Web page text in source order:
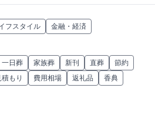
フスタイル 金融・経済
一日葬 家族葬 新刊 直葬
節約
積もり 費用相場 返礼品 香典